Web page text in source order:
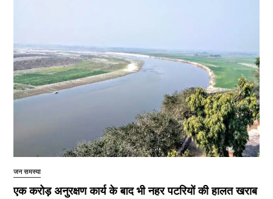
जन समस्या
एक करोड़ अनुरक्षण कार्य के बाद भी नहर पटरियों की हालत खराब